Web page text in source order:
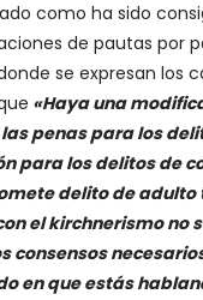
como ha sido
de pautas por
se expresan los
«Haya una
penas para los
para los delitos de
delito de
el kirchnerismo no
consensos
en que estás